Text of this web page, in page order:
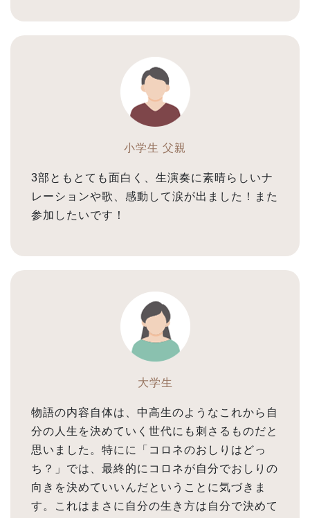
小学生 父親
3部ともとても面白く、生演奏に素晴らしいナ
レーションや歌、感動して涙が出ました！また
参加したいです！
大学生
物語の内容自体は、中高生のようなこれから自
分の人生を決めていく世代にも刺さるものだと
思いました。特にに「コロネのおしりはどっ
ち？」では、最終的にコロネが自分でおしりの
向きを決めていいんだということに気づきま
す。これはまさに自分の生き方は自分で決めて